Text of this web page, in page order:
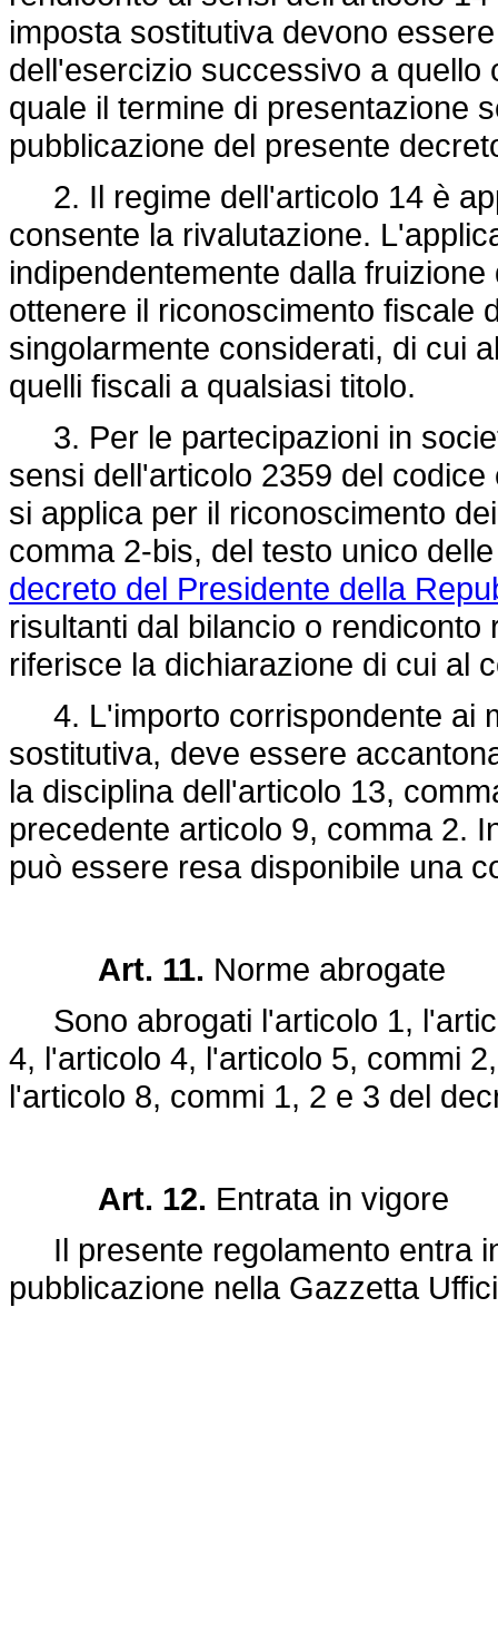
imposta sostitutiva devono
dell'esercizio successivo a
quale il termine di presentazione
pubblicazione del presente
2. Il regime dell'articolo 14 è
consente la rivalutazione.
indipendentemente dalla
ottenere il riconoscimento fiscale
singolarmente considerati, di cui
quelli fiscali a qualsiasi titolo.
3. Per le partecipazioni in
sensi dell'articolo 2359 del
si applica per il riconoscimento
comma 2-bis, del testo unico
decreto del Presidente della
risultanti dal bilancio o
riferisce la dichiarazione di cui al
4. L'importo corrispondente ai
sostitutiva, deve essere
la disciplina dell'articolo 13,
precedente articolo 9, comma 2.
può essere resa disponibile una
Art. 11. Norme abrogate
Sono abrogati l'articolo 1,
4, l'articolo 4, l'articolo 5, commi
l'articolo 8, commi 1, 2 e 3 del
Art. 12. Entrata in vigore
Il presente regolamento entra
pubblicazione nella Gazzetta